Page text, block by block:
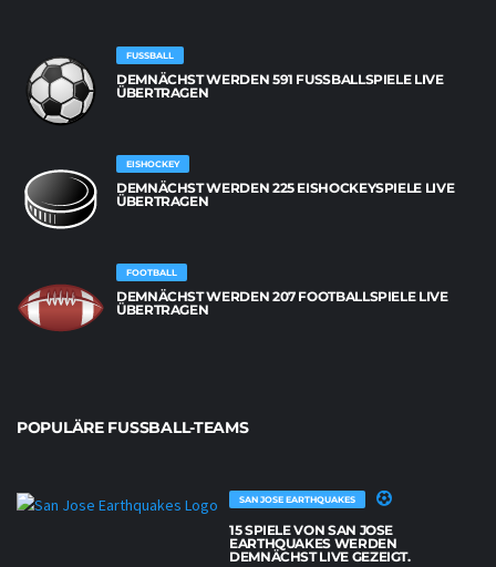
FUSSBALL
DEMNÄCHST WERDEN 591 FUSSBALLSPIELE LIVE Ü
BERTRAGEN
EISHOCKEY
DEMNÄCHST WERDEN 225 EISHOCKEYSPIELE LIVE
ÜBERTRAGEN
FOOTBALL
DEMNÄCHST WERDEN 207 FOOTBALLSPIELE LIVE
ÜBERTRAGEN
POPULÄRE FUSSBALL-TEAMS
SAN JOSE EARTHQUAKES
15 SPIELE VON SAN JOSE
EARTHQUAKES WERDEN
DEMNÄCHST LIVE GEZEIGT.